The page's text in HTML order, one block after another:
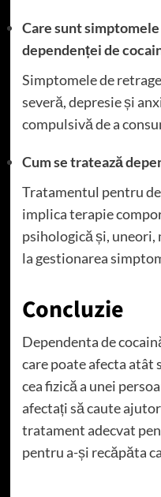
Care sunt
dependenței de
Simptomele de
severă, depresie și
compulsivă de a
Cum se tratează
Tratamentul pentru
implica terapie
psihologică și, uneori,
la gestionarea
Concluzie
Dependenta de
care poate afecta atât
cea fizică a unei
afectați să caute
tratament adecvat
pentru a-și recăpăta